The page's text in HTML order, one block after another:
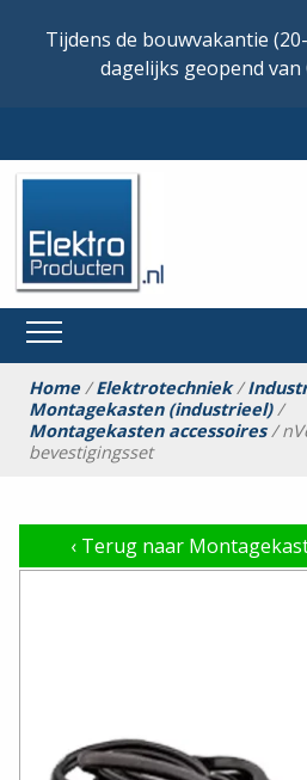
Tijdens de bouwvakantie
dagelijks geopend van
Home/Elektrotechniek/
Montagekasten (industrieel)/
Montagekasten accessoires/
bevestigingsset
‹Terug naar